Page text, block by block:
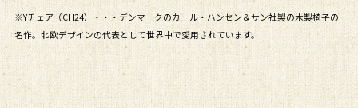
※Yチェア（CH24）・・・デンマークのカール・ハンセン＆サン社製の木製椅子の
名作。北欧デザインの代表として世界中で愛用されています。